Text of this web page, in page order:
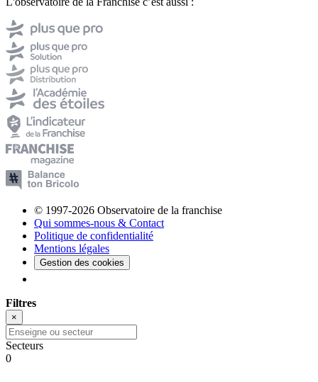
© 1997-2026 Observatoire de la franchise
Qui sommes-nous & Contact
Politique de confidentialité
Mentions légales
Gestion des cookies
Filtres
×
Secteurs
0